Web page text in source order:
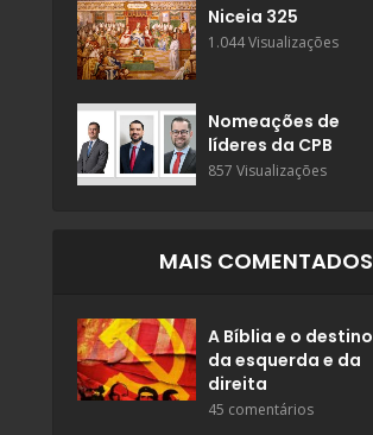
Niceia 325
1.044 Visualizações
Nomeações de
líderes da CPB
857 Visualizações
MAIS COMENTADOS
A Bíblia e o destino
da esquerda e da
direita
45 comentários